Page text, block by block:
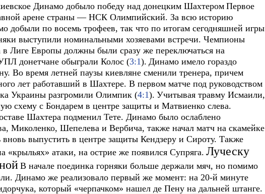
Динамо добыло победу над донецким Шахтером Первое
арене страны — НСК Олимпийский. За всю историю
по восемь трофеев, так что по итогам сегодняшней игры
выступили номинальными хозяевами встречи. Чемпионы
Лиге Европы должны были сразу же переключаться на
донетчане обыграли Колос (3:1). Динамо имело гораздо
Во время летней паузы киевляне сменили тренера, причем
лет работавший в Шахтере. В первом матче под руководством
Украины разгромили Олимпик (4:1). Учитывая травму Исмаили,
схему с Бондарем в центре защиты и Матвиенко слева.
Шахтера подменил Тете. Динамо было ослаблено
Миколенко, Шепелева и Вербича, также начал матч на скамейке
выпустить в центре защиты Кендзеру и Сироту. Также
«крыльях» атаки, на острие же появился Супряга. Луческу
В начале поединка горняки больше держали мяч, но помимо
Динамо же реализовало первый же момент: на 20-й минуте
который «черпачком» нашел де Пену на дальней штанге.